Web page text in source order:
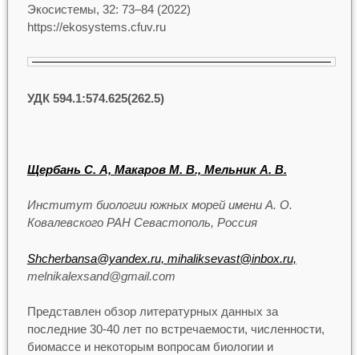
Экосистемы, 32: 73–84 (2022)
https://ekosystems.cfuv.ru
УДК 594.1:574.625(262.5)
Щербань С. А, Макаров М. В., Мельник А. В.
Институт биологии южных морей имени А. О.
Ковалевского РАН Севастополь, Россия
Shcherbansa@yandex.ru, mihaliksevast@inbox.ru,
melnikalexsand@gmail.com
Представлен обзор литературных данных за
последние 30-40 лет по встречаемости, численности,
биомассе и некоторым вопросам биологии и